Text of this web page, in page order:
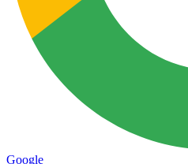
Google